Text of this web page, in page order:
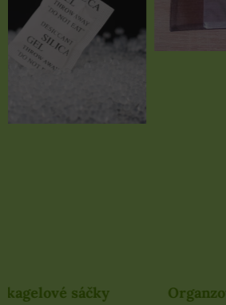
Organzové sáčky 9x12 cm